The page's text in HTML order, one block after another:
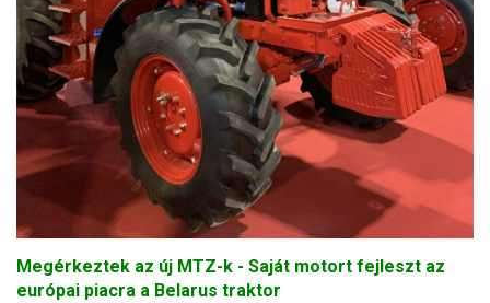
Megérkeztek az új MTZ-k - Saját motort fejleszt az
európai piacra a Belarus traktor